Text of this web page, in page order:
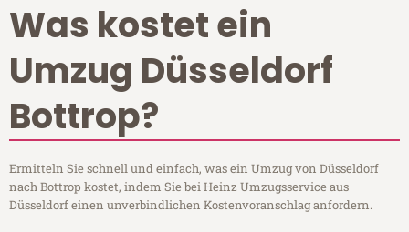
Was kostet ein
Umzug Düsseldorf
Bottrop?
Ermitteln Sie schnell und einfach, was ein Umzug von Düsseldorf
nach Bottrop kostet, indem Sie bei Heinz Umzugsservice aus
Düsseldorf einen unverbindlichen Kostenvoranschlag anfordern.